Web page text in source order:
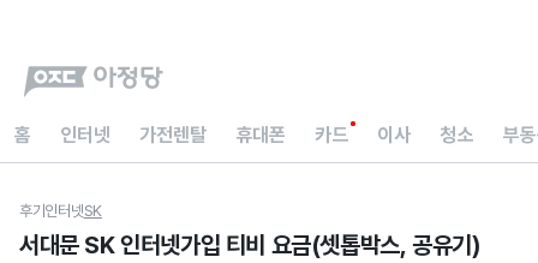
홈 인터넷 가전렌탈 휴대폰 카드 이사 청소 부
후기 인터넷SK
서대문 SK 인터넷가입 티비 요금(셋톱박스, 공유기)